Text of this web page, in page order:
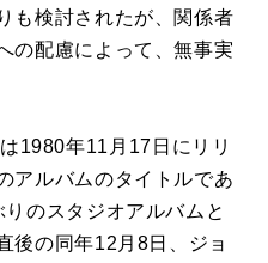
も検討されたが、関係者
の配慮によって、無事実
1980年11月17日にリリ
アルバムのタイトルであ
のスタジオアルバムと
後の同年12月8日、ジョ